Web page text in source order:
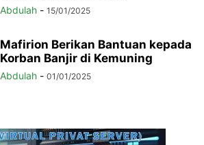
Abdulah - 15/01/2025
Mafirion Berikan Bantuan kepada
Korban Banjir di Kemuning
Abdulah - 01/01/2025